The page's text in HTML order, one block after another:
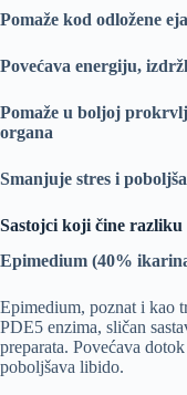
Pomaže kod odložene
Povećava energiju,
Pomaže u boljoj
organa
Smanjuje stres i
Sastojci koji čine razliku
Epimedium (40%
Epimedium, poznat i kao
PDE5 enzima, sličan
preparata. Povećava
poboljšava libido.